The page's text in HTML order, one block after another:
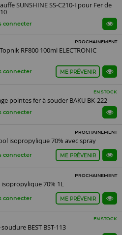
SUNSHINE SS-C210-I pour Fer de
connecter
PROCHAINEMENT
RF800 100ml ELECTRONIC
connecter ME PRÉVENIR
EN STOCK
pointes fer à souder BAKU BK-222
connecter
PROCHAINEMENT
isopropylique 70% avec spray
connecter ME PRÉVENIR
PROCHAINEMENT
70% 1L
connecter ME PRÉVENIR
EN STOCK
BEST BST-113